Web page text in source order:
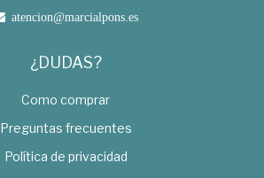
atencion@marcialpons.es
¿DUDAS?
Como comprar
Preguntas frecuentes
Política de privacidad